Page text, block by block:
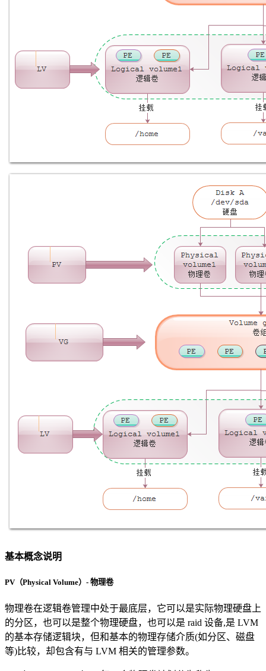
基本概念说明
PV（Physical Volume）- 物理卷
物理卷在逻辑卷管理中处于最底层，它可以是实际物理硬盘上
的分区，也可以是整个物理硬盘，也可以是 raid 设备,是 LVM
的基本存储逻辑块，但和基本的物理存储介质(如分区、磁盘
等)比较，却包含有与 LVM 相关的管理参数。